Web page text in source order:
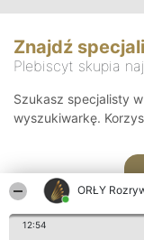
ORŁY
12:54
Znajdź
Plebiscyt skupia
Szukasz specjalisty
wyszukiwarkę.